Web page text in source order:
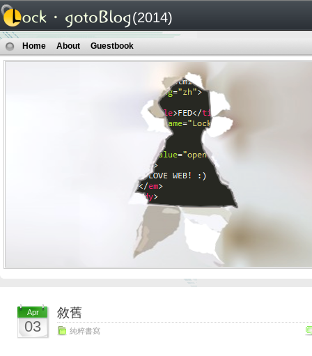
(2014)
Home About Guestbook
Apr
03
敘舊
純粹書寫